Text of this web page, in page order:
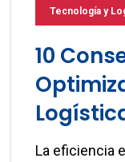
Tecnología y
10
La eficiencia